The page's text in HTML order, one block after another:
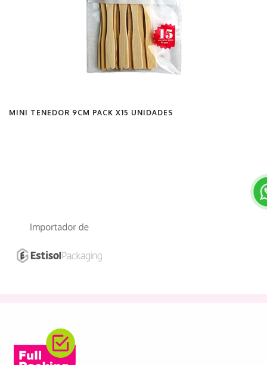
MINI TENEDOR 9CM PACK X15 UNIDADES